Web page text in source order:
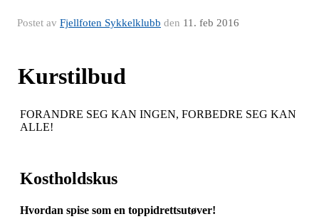
Postet av Fjellfoten Sykkelklubb den 11. feb 2016
Kurstilbud
FORANDRE SEG KAN INGEN, FORBEDRE SEG KAN
ALLE!
Kostholdskus
Hvordan spise som en toppidrettsutøver!